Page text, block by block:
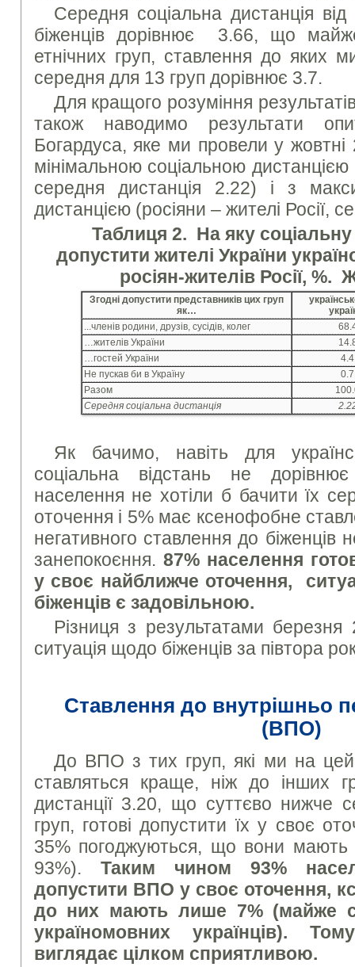
Середня соціальна дистанція
біженців дорівнює 3.66, що
етнічних груп, ставлення до яких
середня для 13 груп дорівнює 3.7.
Для кращого розуміння
також наводимо результати
Богардуса, яке ми провели у
мінімальною соціальною дистанцією
середня дистанція 2.22) і з
дистанцією (росіяни – жителі Росії,
Таблиця 2. На яку соціальну
допустити жителі України
росіян-жителів Росії, %.
Згодні допустити представників цих груп
як…
...членів родини, друзів, сусідів, колег
…жителів України
…гостей України
4.4
Не пускав би в Україну
0.7
Разом
Середня соціальна дистанція
Як бачимо, навіть для
соціальна відстань не
населення не хотіли б бачити їх
оточення і 5% має ксенофобне
негативного ставлення до біженців
занепокоєння. 87% населення
у своє найближче оточення,
біженців є задовільною.
Різниця з результатами
ситуація щодо біженців за півтора
Ставлення до внутрішньо
(ВПО)
До ВПО з тих груп, які ми на цей
ставляться краще, ніж до інших
дистанції 3.20, що суттєво нижче
груп, готові допустити їх у своє
35% погоджуються, що вони мають
93%). Таким чином 93%
допустити ВПО у своє оточення,
до них мають лише 7% (майже
україномовних українців).
виглядає цілком сприятливою.